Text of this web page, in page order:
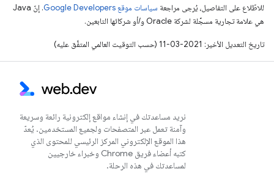
للاطّلاع على التفاصيل، يُرجى مراجعة سياسات موقع Google Developers‏
. إنّ Java
هي علامة تجارية مسجَّلة لشركة Oracle و/أو شركائها التابعين.
تاريخ التعديل الأخير: 2021-03-11 (حسب التوقيت العالمي المتفَّق عليه)
نريد مساعدتك في إنشاء مواقع إلكترونية رائعة وسريعة
وآمنة تعمل عبر المتصفحات ولجميع المستخدمين. يُعدّ
هذا الموقع الإلكتروني المركز الرئيسي للمحتوى الذي
كتبه أعضاء فريق Chrome وخبراء خارجيين
لمساعدتك في هذه الرحلة.